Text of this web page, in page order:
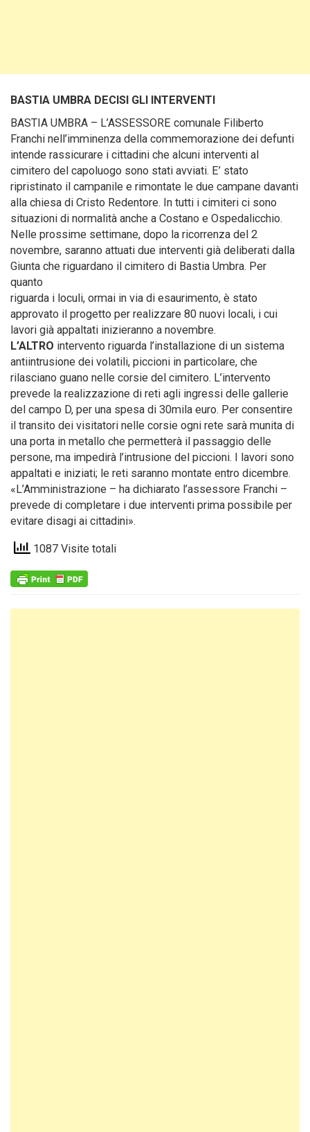
BASTIA UMBRA DECISI GLI INTERVENTI
BASTIA UMBRA – L’ASSESSORE comunale Filiberto
Franchi nell’imminenza della commemorazione dei defunti
intende rassicurare i cittadini che alcuni interventi al
cimitero del capoluogo sono stati avviati. E’ stato
ripristinato il campanile e rimontate le due campane davanti
alla chiesa di Cristo Redentore. In tutti i cimiteri ci sono
situazioni di normalità anche a Costano e Ospedalicchio.
Nelle prossime settimane, dopo la ricorrenza del 2
novembre, saranno attuati due interventi già deliberati dalla
Giunta che riguardano il cimitero di Bastia Umbra. Per
quanto
riguarda i loculi, ormai in via di esaurimento, è stato
approvato il progetto per realizzare 80 nuovi locali, i cui
lavori già appaltati inizieranno a novembre.
L’ALTRO intervento riguarda l’installazione di un sistema
antiintrusione dei volatili, piccioni in particolare, che
rilasciano guano nelle corsie del cimitero. L’intervento
prevede la realizzazione di reti agli ingressi delle gallerie
del campo D, per una spesa di 30mila euro. Per consentire
il transito dei visitatori nelle corsie ogni rete sarà munita di
una porta in metallo che permetterà il passaggio delle
persone, ma impedirà l’intrusione del piccioni. I lavori sono
appaltati e iniziati; le reti saranno montate entro dicembre.
«L’Amministrazione – ha dichiarato l’assessore Franchi –
prevede di completare i due interventi prima possibile per
evitare disagi ai cittadini».
1087 Visite totali